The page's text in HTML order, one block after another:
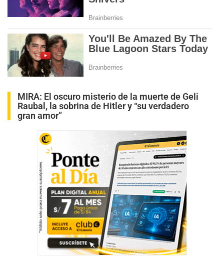
MIRA: El oscuro misterio de la muerte de Geli
Raubal, la sobrina de Hitler y “su verdadero
gran amor”